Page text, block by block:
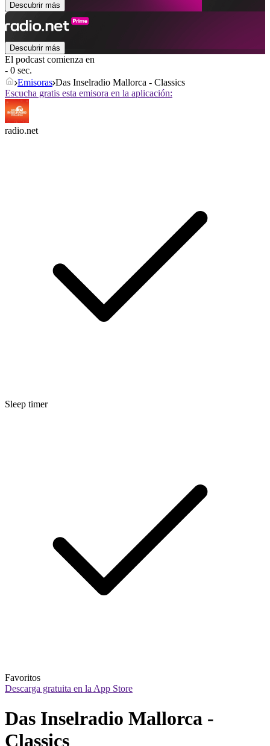
Descubrir más
Descubrir más
El podcast comienza en
- 0 sec.
Emisoras Das Inselradio Mallorca - Classics
Escucha gratis esta emisora en la aplicación:
radio.net
Sleep timer
Favoritos
Descarga gratuita en la App Store
Das Inselradio Mallorca -
Classics